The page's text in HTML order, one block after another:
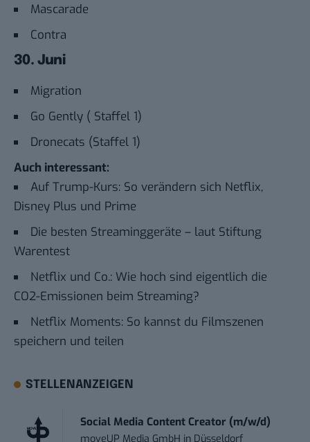
Mascarade
Contra
30. Juni
Migration
Go Gently ( Staffel 1)
Dronecats (Staffel 1)
Auch interessant:
Auf Trump-Kurs: So verändern sich Netflix,
Disney Plus und Prime
Die besten Streaminggeräte – laut Stiftung
Warentest
Netflix und Co.: Wie hoch sind eigentlich die
CO2-Emissionen beim Streaming?
Netflix Moments: So kannst du Filmszenen
speichern und teilen
STELLENANZEIGEN
Social Media Content Creator (m/w/d)
moveUP Media GmbH in Düsseldorf